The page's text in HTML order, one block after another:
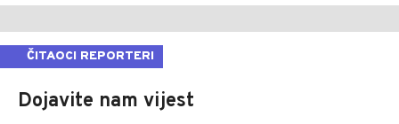
ČITAOCI REPORTERI
Dojavite nam vijest